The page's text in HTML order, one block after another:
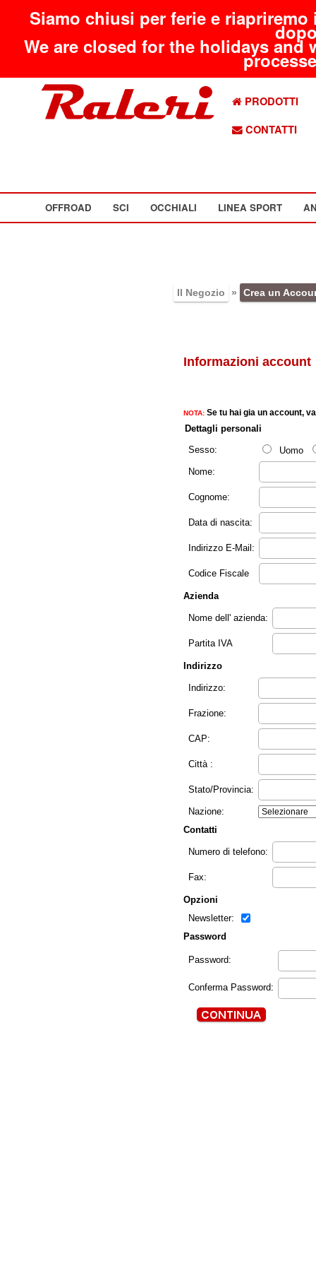
Siamo chiusi per ferie e
We are closed for the holidays
PRODOTTI
CONTATTI
OFFROAD SCI OCCHIALI LINEA SPORT
Il Negozio » Crea un
Informazioni account
NOTA: Se tu hai gia un account,
Dettagli personali
Sesso:
Uomo
Nome:
Cognome:
Data di nascita:
Indirizzo E-Mail:
Codice Fiscale
Azienda
Nome dell' azienda:
Partita IVA
Indirizzo
Indirizzo:
Frazione:
CAP:
Città :
Stato/Provincia:
Nazione:
Contatti
Numero di telefono:
Fax:
Opzioni
Newsletter:
Password
Password:
Conferma Password: